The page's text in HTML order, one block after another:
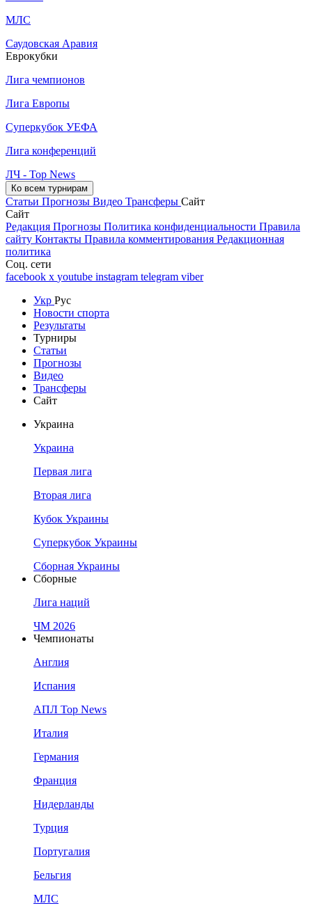
МЛС
Саудовская Аравия
Еврокубки
Лига чемпионов
Лига Европы
Суперкубок УЕФА
Лига конференций
ЛЧ - Top News
Ко всем турнирам
Статьи Прогнозы Видео Трансферы Сайт
Сайт
Редакция Прогнозы Политика конфиденциальности Правила
сайту Контакты Правила комментирования Редакционная
политика
Соц. сети
facebook x youtube instagram telegram viber
Укр Рус
Новости спорта
Результаты
Турниры
Статьи
Прогнозы
Видео
Трансферы
Сайт
Украина
Украина
Первая лига
Вторая лига
Кубок Украины
Суперкубок Украины
Сборная Украины
Сборные
Лига наций
ЧМ 2026
Чемпионаты
Англия
Испания
АПЛ Top News
Италия
Германия
Франция
Нидерланды
Турция
Португалия
Бельгия
МЛС